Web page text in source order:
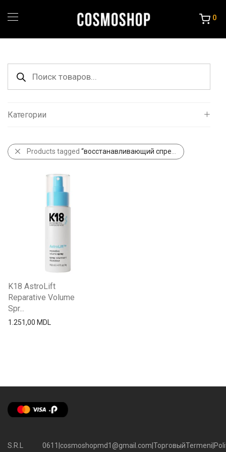
0
Поиск
товаров
Категории
Все
Уход за волосами
Порошок и крема
Краска и Океслители
Уход и стайлинг
Другие товары
Products tagged “восстанавливающий спрей”
K18 AstroLift
Reparative Volume
Spr...
1.251,00 MDL
S.R.L 0611 cosmoshopmd1@gmail.com ТорговыйTermeni